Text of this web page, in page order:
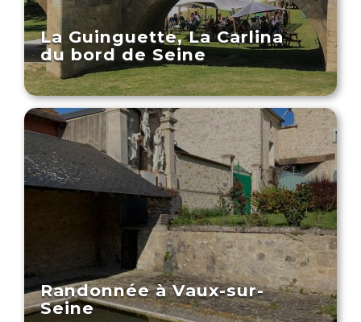
La Guinguette, La Carlina
du bord de Seine
Randonnée à Vaux-sur-
Seine